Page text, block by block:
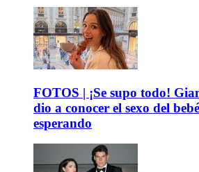
FOTOS | ¡Se supo todo!
dio a conocer el sexo del
esperando